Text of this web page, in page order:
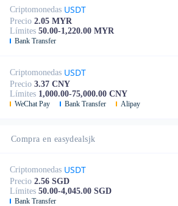
Criptomonedas USDT
Precio 2.05 MYR
Límites 50.00-1,220.00 MYR
Bank Transfer
Criptomonedas USDT
Precio 3.37 CNY
Límites 1,000.00-75,000.00 CNY
WeChat Pay Bank Transfer Alipay
Compra en easydealsjk
Criptomonedas USDT
Precio 2.56 SGD
Límites 50.00-4,045.00 SGD
Bank Transfer